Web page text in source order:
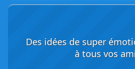
Des idées de super
à tous vos